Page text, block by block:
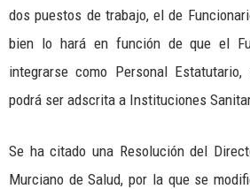
dos puestos de trabajo, el de
bien lo hará en función de que el
integrarse como Personal
podrá ser adscrita a Instituciones
Se ha citado una Resolución del
Murciano de Salud, por la que se